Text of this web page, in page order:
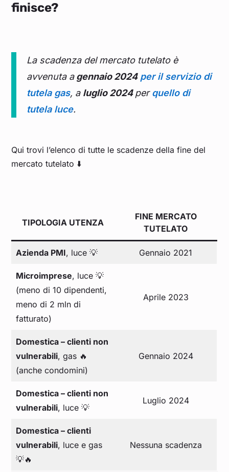
finisce?
La scadenza del mercato tutelato è
avvenuta agennaio 2024 per il servizio di
tutela gas, a luglio 2024perquello di
tutela luce.
Qui trovi l’elenco di tutte le scadenze della fine del
mercato tutelato ⬇️
TIPOLOGIA UTENZA
FINE MERCATO
TUTELATO
Azienda PMI, luce 💡 Gennaio 2021
Microimprese, luce 💡
(meno di 10 dipendenti,
meno di 2 mln di
fatturato)
Aprile 2023
Domestica – clienti non
vulnerabili, gas 🔥
(anche condomini)
Gennaio 2024
Domestica – clienti non
vulnerabili, luce 💡
Luglio 2024
Domestica – clienti
vulnerabili, luce e gas
💡🔥
Nessuna scadenza